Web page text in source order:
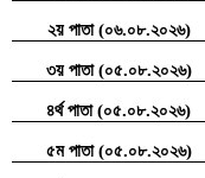
২য় পাতা (০৬.০৮.২০২৬)
৩য় পাতা (০৫.০৮.২০২৬)
৪র্থ পাতা (০৫.০৮.২০২৬)
৫ম পাতা (০৫.০৮.২০২৬)